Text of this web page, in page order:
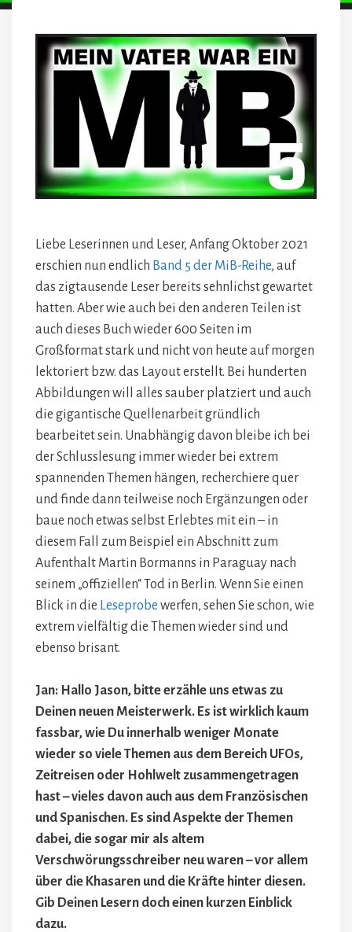
Liebe Leserinnen und Leser, Anfang Oktober 2021
erschien nun endlich Band 5 der MiB-Reihe, auf
das zigtausende Leser bereits sehnlichst gewartet
hatten. Aber wie auch bei den anderen Teilen ist
auch dieses Buch wieder 600 Seiten im
Großformat stark und nicht von heute auf morgen
lektoriert bzw. das Layout erstellt. Bei hunderten
Abbildungen will alles sauber platziert und auch
die gigantische Quellenarbeit gründlich
bearbeitet sein. Unabhängig davon bleibe ich bei
der Schlusslesung immer wieder bei extrem
spannenden Themen hängen, recherchiere quer
und finde dann teilweise noch Ergänzungen oder
baue noch etwas selbst Erlebtes mit ein – in
diesem Fall zum Beispiel ein Abschnitt zum
Aufenthalt Martin Bormanns in Paraguay nach
seinem „offiziellen“ Tod in Berlin. Wenn Sie einen
Blick in die
Leseprobe werfen, sehen Sie schon, wie
extrem vielfältig die Themen wieder sind und
ebenso brisant.
Jan: Hallo Jason, bitte erzähle uns etwas zu
Deinen neuen Meisterwerk. Es ist wirklich kaum
fassbar, wie Du innerhalb weniger Monate
wieder so viele Themen aus dem Bereich UFOs,
Zeitreisen oder Hohlwelt zusammengetragen
hast – vieles davon auch aus dem Französischen
und Spanischen. Es sind Aspekte der Themen
dabei, die sogar mir als altem
Verschwörungsschreiber neu waren – vor allem
über die Khasaren und die Kräfte hinter diesen.
Gib Deinen Lesern doch einen kurzen Einblick
dazu.